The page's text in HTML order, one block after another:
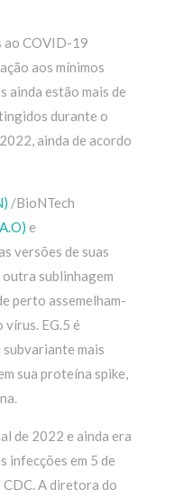
ao COVID-19
aos mínimos
ainda estão mais de
durante o
ainda de acordo
/BioNTech
e
versões de suas
sublinhagem
perto assemelham-
vírus. EG.5 é
subvariante mais
sua proteína spike,
de 2022 e ainda era
infecções em 5 de
A diretora do